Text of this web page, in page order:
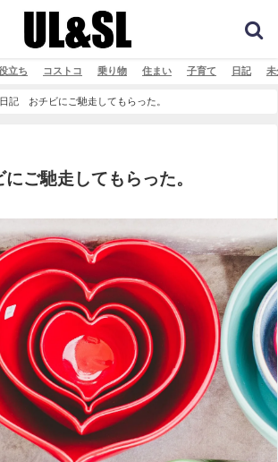
立ち コストコ 乗り物 住まい 子育て 日記 未
記 おチビにご馳走してもらった。
ご馳走してもらった。